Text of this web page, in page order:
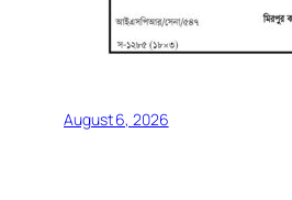
August 6, 2026